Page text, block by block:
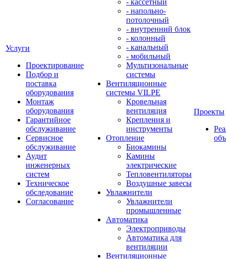
Услуги
Проектирование
Подбор и
поставка
оборудования
Монтаж
оборудования
Гарантийное
обслуживание
Сервисное
обслуживание
Аудит
инженерных
систем
Техническое
обследование
Согласование
- кассетный
- напольно-
потолочный
- внутренний блок
- колонный
- канальный
- мобильный
Мультизональные
системы
Вентиляционные
системы VILPE
Кровельная
вентиляция
Крепления и
инструменты
Отопление
Биокамины
Камины
электрические
Тепловентиляторы
Воздушные завесы
Увлажнители
Увлажнители
промышленные
Автоматика
Электроприводы
Автоматика для
вентиляции
Вентиляционные
Проекты